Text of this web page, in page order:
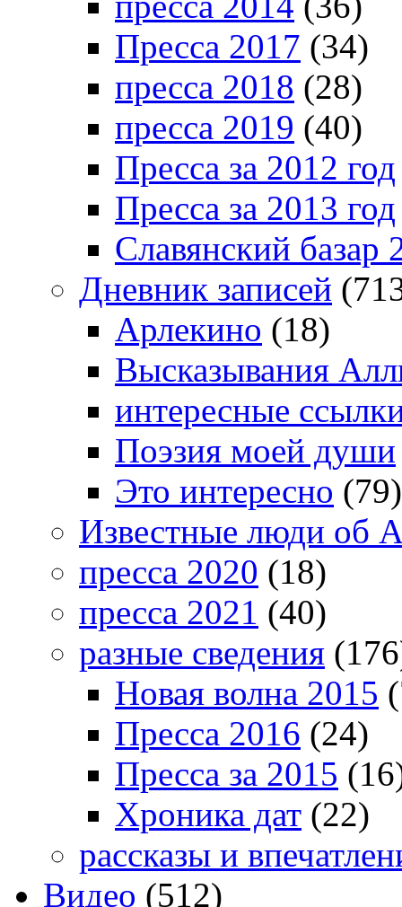
Пресса 2017 (34)
пресса 2018 (28)
пресса 2019 (40)
Пресса за 2012 год
Пресса за 2013 год
Славянский базар
Дневник записей
Арлекино (18)
Высказывания
интересные
Поэзия моей души
Это интересно (79)
Известные люди об
пресса 2020 (18)
пресса 2021 (40)
разные сведения
Новая волна 2015
Пресса 2016 (24)
Пресса за 2015
Хроника дат (22)
рассказы и
Видео (512)